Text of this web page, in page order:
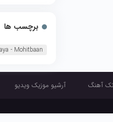
برچسب ها
- Mohitbaan
آهنگ آرشیو موزیک ویدیو